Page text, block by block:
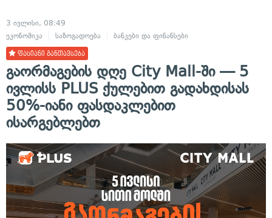
3 ივლისი, 08:49
ეკონომიკა
საზოგადოება ბანკები და ფინანსები
ფასიანი განთავსება
გაორმაგების დღე City Mall-ში — 5
ივლისს PLUS ქულებით გადახდისას
50%-იანი ფასდაკლებით
ისარგებლებთ